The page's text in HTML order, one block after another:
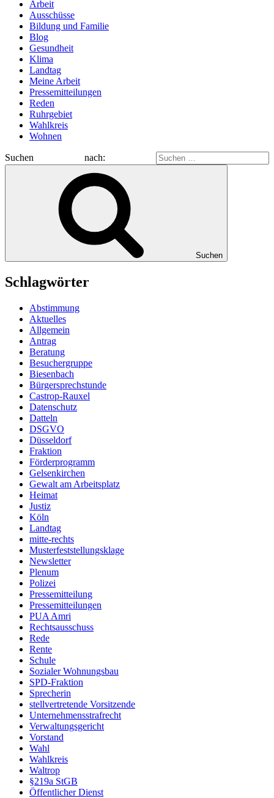
Arbeit
Ausschüsse
Bildung und Familie
Blog
Gesundheit
Klima
Landtag
Meine Arbeit
Pressemitteilungen
Reden
Ruhrgebiet
Wahlkreis
Wohnen
Suchen nach:
Suchen
Schlagwörter
Abstimmung
Aktuelles
Allgemein
Antrag
Beratung
Besuchergruppe
Biesenbach
Bürgersprechstunde
Castrop-Rauxel
Datenschutz
Datteln
DSGVO
Düsseldorf
Fraktion
Förderprogramm
Gelsenkirchen
Gewalt am Arbeitsplatz
Heimat
Justiz
Köln
Landtag
mitte-rechts
Musterfeststellungsklage
Newsletter
Plenum
Polizei
Pressemitteilung
Pressemitteilungen
PUA Amri
Rechtsausschuss
Rede
Rente
Schule
Sozialer Wohnungsbau
SPD-Fraktion
Sprecherin
stellvertretende Vorsitzende
Unternehmensstrafrecht
Verwaltungsgericht
Vorstand
Wahl
Wahlkreis
Waltrop
§219a StGB
Öffentlicher Dienst